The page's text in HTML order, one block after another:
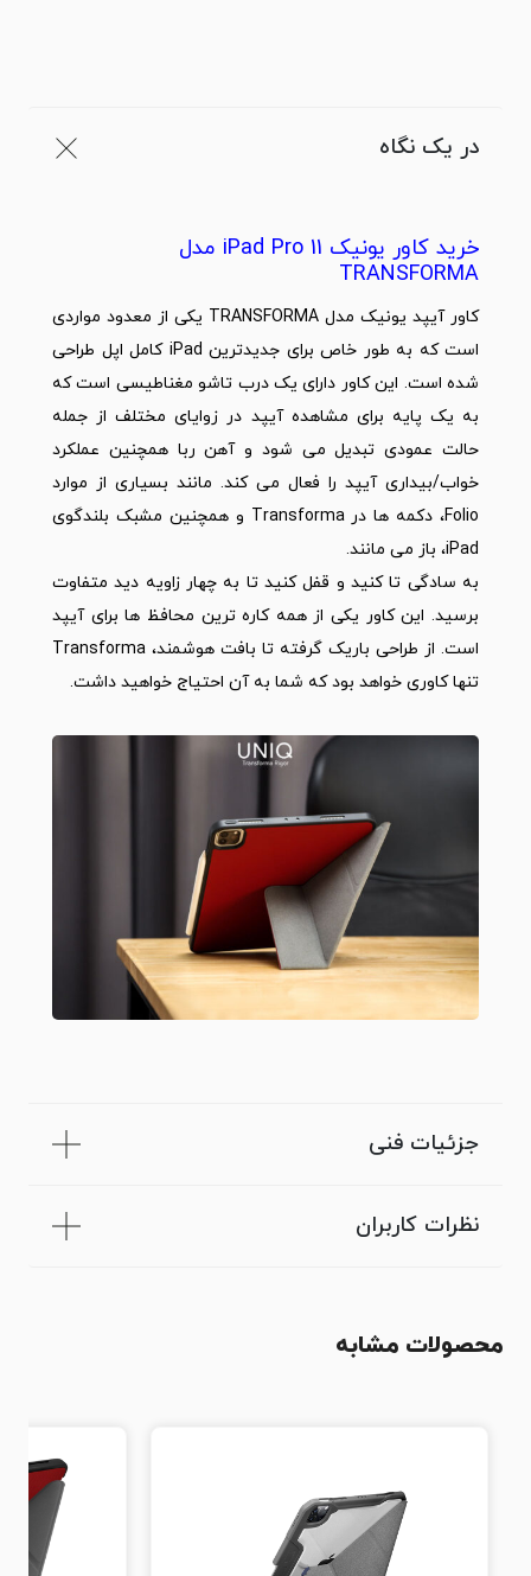
در یک نگاه
خرید کاور یونیک iPad Pro 11 مدل
TRANSFORMA
کاورآیپد
یونیک مدل TRANSFORMA یکی از معدود مواردی
است که به طور خاص برای جدیدترین iPad کامل
اپل طراحی
شده است. این کاور دارای یک درب تاشو مغناطیسی است که
به یک پایه برای مشاهده آیپد در زوایای مختلف از جمله
حالت عمودی تبدیل می شود و آهن ربا همچنین عملکرد
خواب/بیداری آیپد را فعال می کند. مانند بسیاری از موارد
Folio، دکمه ها در Transforma و همچنین مشبک بلندگوی
iPad، باز می مانند.
به سادگی تا کنید و قفل کنید تا به چهار زاویه دید متفاوت
برسید. این کاور یکی از همه کاره ترین محافظ ها برای آیپد
است. از طراحی باریک گرفته تا بافت هوشمند، Transforma
تنها کاوری خواهد بود که شما به آن احتیاج خواهید داشت.
جزئیات فنی
نظرات کاربران
محصولات مشابه